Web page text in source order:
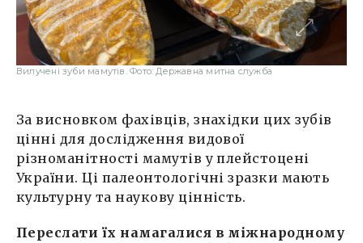
Вилучені зуби мамутів. Фото: Державна митна служба
За висновком фахівців, знахідки цих зубів
цінні для дослідження видової
різноманітності мамутів у плейстоцені
України. Ці палеонтологічні зразки мають
культурну та наукову цінність.
Переслати їх намагалися в міжнародному